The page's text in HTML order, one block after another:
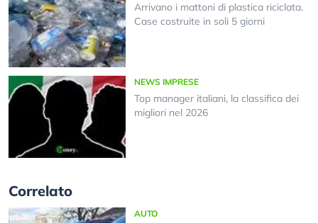
Arrivano i mattoni di plastica riciclata.
Case costruite in soli 5 giorni
NEWS IMPRESE
Top manager italiani, la classifica dei
migliori nel 2026
Correlato
AUTO